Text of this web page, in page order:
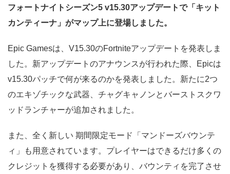
フォートナイトシーズン5 v15.30アップデートで「キット
カンティーナ」がマップ上に登場しました。
Epic Gamesは、V15.30のFortniteアップデートを発表しま
した。新アップデートのアナウンスが行われた際、Epicは
v15.30パッチで何が来るのかを発表しました。新たに2つ
のエキゾチックな武器、チャグキャノンとバーストスクワ
ッドランチャーが追加されました。
また、全く新しい 期間限定モード「マンドーズバウンテ
ィ」も用意されています。プレイヤーはできるだけ多くの
クレジットを獲得する必要があり、バウンティを完了させ